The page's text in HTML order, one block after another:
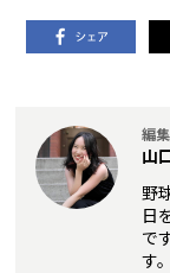
編
山
野
日
で
す。